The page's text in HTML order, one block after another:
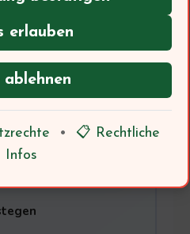
ersten
realistisch?
erlauben
ablehnen
• 📋 Rechtliche
Infos